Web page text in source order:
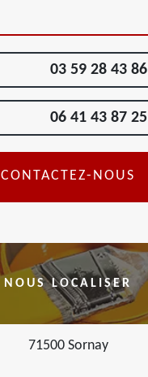
03 59 28 43 86
06 41 43 87 25
CONTACTEZ-NOUS
NOUS LOCALISER
71500 Sornay